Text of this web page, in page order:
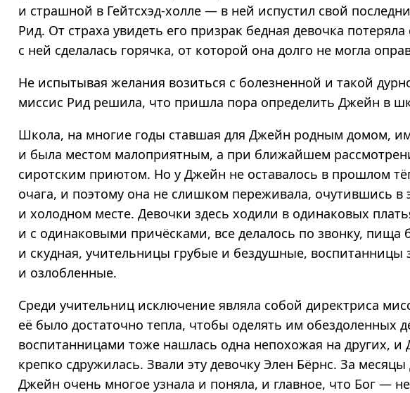
и страшной в Гейтсхэд-холле — в ней испустил свой
Рид. От страха увидеть его призрак бедная девочка
с ней сделалась горячка, от которой она долго не могла
Не испытывая желания возиться с болезненной и такой
миссис Рид решила, что пришла пора определить Джейн в
Школа, на многие годы ставшая для Джейн родным домом,
и была местом малоприятным, а при ближайшем
сиротским приютом. Но у Джейн не оставалось в прошлом
очага, и поэтому она не слишком переживала, очутившись в
и холодном месте. Девочки здесь ходили в одинаковых
и с одинаковыми причёсками, все делалось по звонку, пища
и скудная, учительницы грубые и бездушные, воспитанницы
и озлобленные.
Среди учительниц исключение являла собой директриса
её было достаточно тепла, чтобы оделять им обездоленных
воспитанницами тоже нашлась одна непохожая на других, и
крепко сдружилась. Звали эту девочку Элен Бёрнс. За
Джейн очень многое узнала и поняла, и главное, что Бог —